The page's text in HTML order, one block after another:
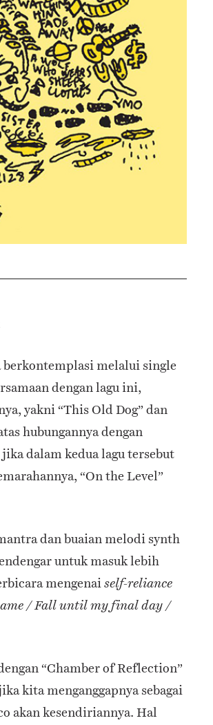
berkontemplasi melalui single
dengan lagu ini,
yakni “This Old Dog” dan
hubungannya dengan
dalam kedua lagu tersebut
“On the Level”
dan buaian melodi synth
untuk masuk lebih
mengenaiself-reliance
/ Fall until my final day /
“Chamber of Reflection”
kita menganggapnya sebagai
akan kesendiriannya. Hal